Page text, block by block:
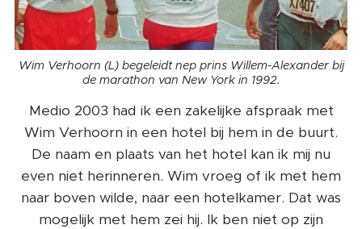
Wim Verhoorn (L) begeleidt nep prins Willem-Alexander bij
de marathon van New York in 1992.
Medio 2003 had ik een zakelijke afspraak met
Wim Verhoorn in een hotel bij hem in de buurt.
De naam en plaats van het hotel kan ik mij nu
even niet herinneren. Wim vroeg of ik met hem
naar boven wilde, naar een hotelkamer. Dat was
mogelijk met hem zei hij. Ik ben niet op zijn